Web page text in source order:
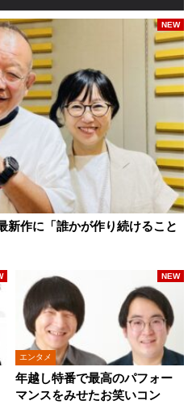
作に「誰かが作り続けること
NEW
エンタメ
年越し特番で最高のパフォー
マンスをみせたお笑いコン
NEW